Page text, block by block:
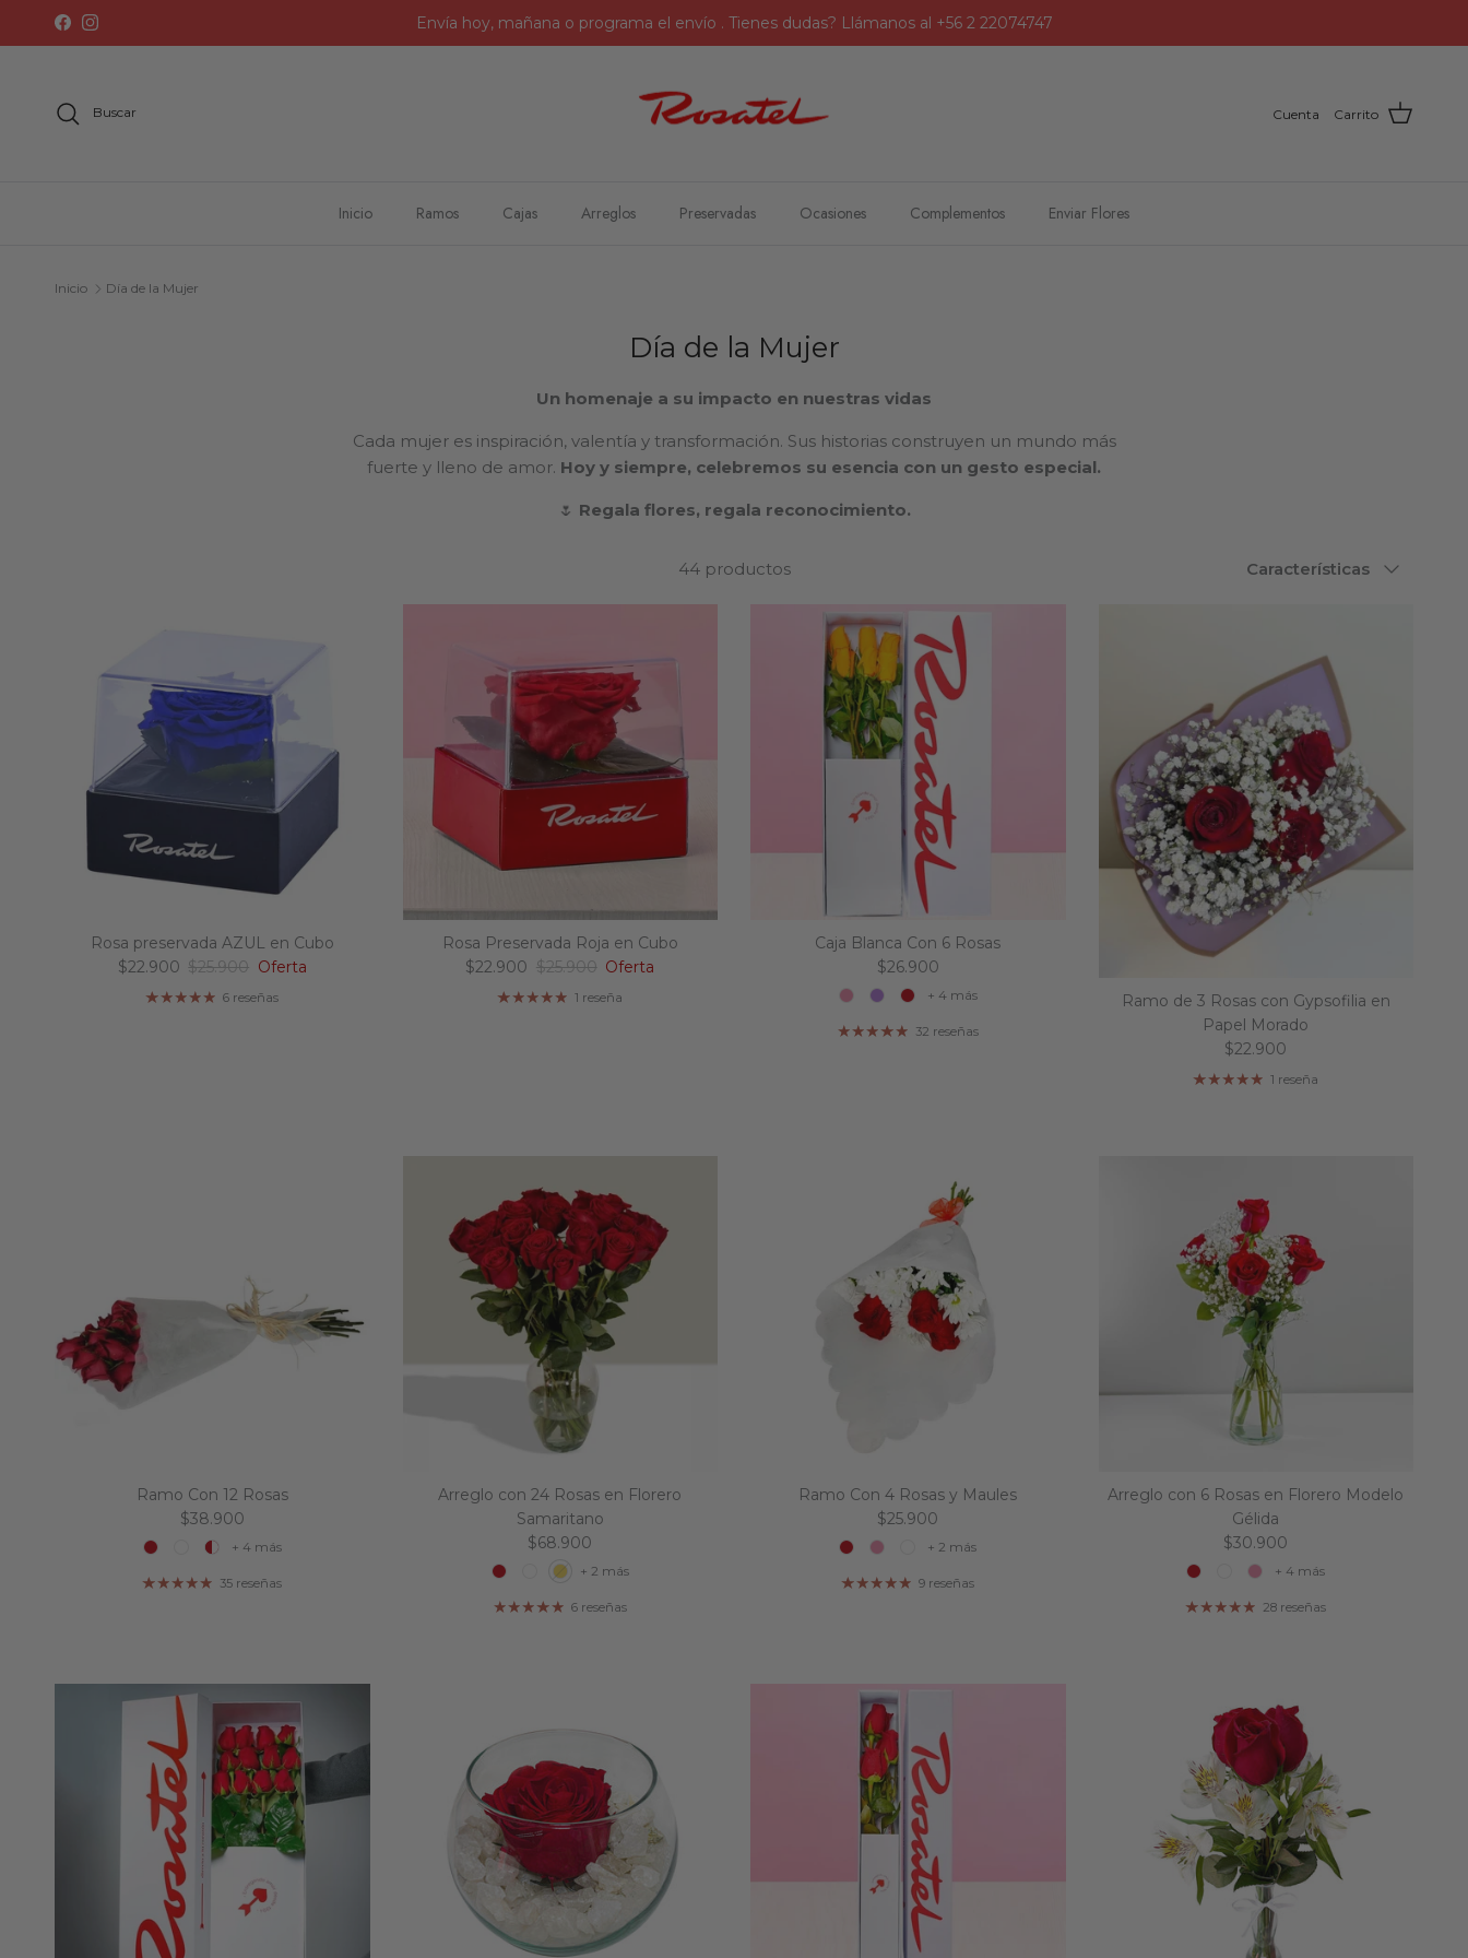
Ir al contenido
FacebookInstagram Envía hoy, mañana o programa el envío . Tienes dudas? Llámanos al +56 2 22074747
Buscar Cuenta Carrito
Inicio Ramos Cajas Arreglos Preservadas Ocasiones Complementos Enviar Flores
Inicio Día de la Mujer
Día de la Mujer
Un homenaje a su impacto en nuestras vidas
Cada mujer es inspiración, valentía y transformación. Sus historias construyen un mundo más
fuerte y lleno de amor. Hoy y siempre, celebremos su esencia con un gesto especial.
🌷 Regala flores, regala reconocimiento.
44 productos Características
Rosa preservada AZUL en Cubo
Precio de venta
$22.900 Precio normal
$25.900 Oferta
6 reseñas
Rosa Preservada Roja en Cubo
Precio de venta
$22.900 Precio normal
$25.900 Oferta
1 reseña
Caja Blanca Con 6 Rosas
Precio normal
$26.900
+ 4 más
32 reseñas
Ramo de 3 Rosas con Gypsofilia en
Papel Morado
Precio normal
$22.900
1 reseña
Ramo Con 12 Rosas
Precio normal
$38.900
+ 4 más
35 reseñas
Arreglo con 24 Rosas en Florero
Samaritano
Precio normal
$68.900
+ 2 más
6 reseñas
Ramo Con 4 Rosas y Maules
Precio normal
$25.900
+ 2 más
9 reseñas
Arreglo con 6 Rosas en Florero Modelo
Gélida
Precio normal
$30.900
+ 4 más
28 reseñas